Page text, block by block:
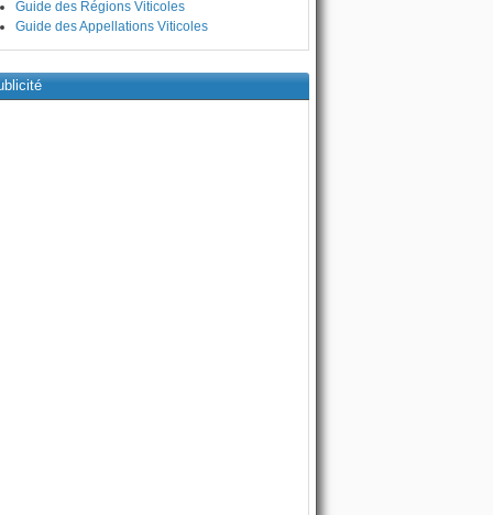
Guide des Régions Viticoles
Guide des Appellations Viticoles